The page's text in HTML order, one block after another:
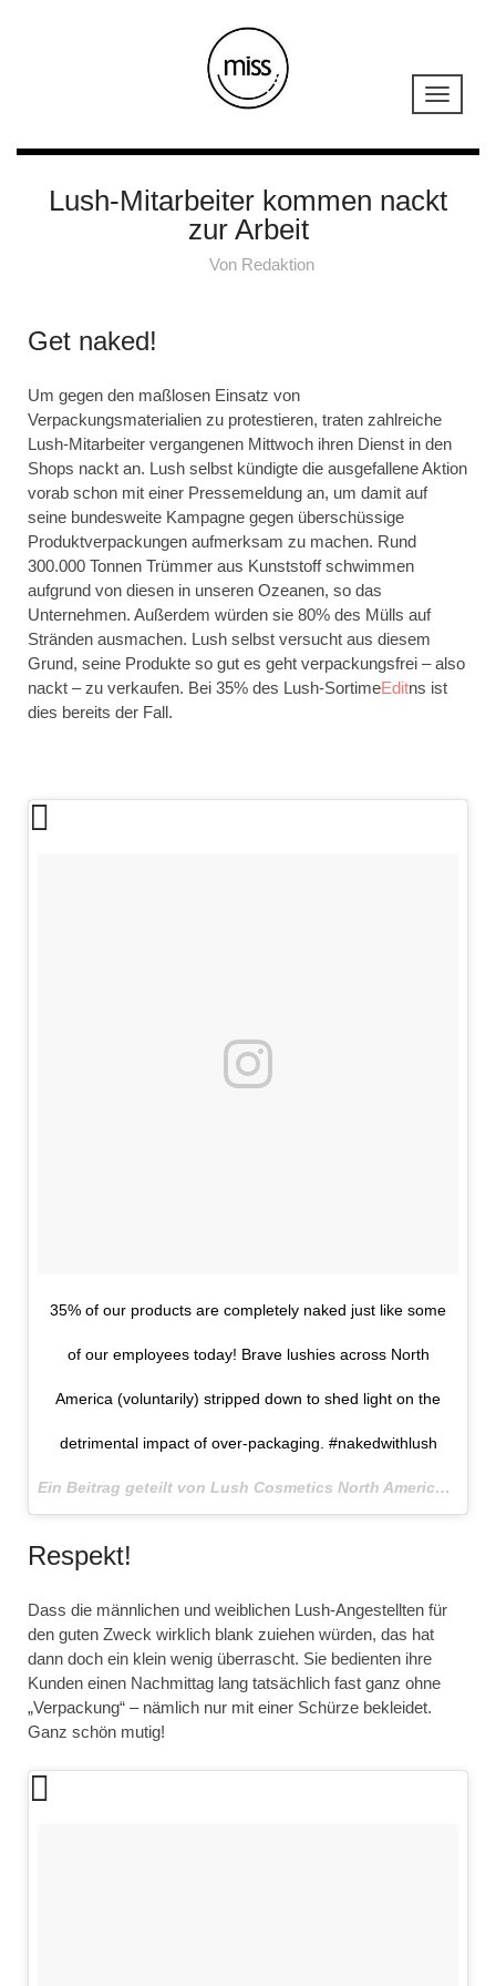
Lush-Mitarbeiter kommen nackt
zur Arbeit
Von Redaktion
Get naked!
Um gegen den maßlosen Einsatz von
Verpackungsmaterialien zu protestieren, traten zahlreiche
Lush-Mitarbeiter vergangenen Mittwoch ihren Dienst in den
Shops nackt an. Lush selbst kündigte die ausgefallene Aktion
vorab schon mit einer Pressemeldung an, um damit auf
seine bundesweite Kampagne gegen überschüssige
Produktverpackungen aufmerksam zu machen. Rund
300.000 Tonnen Trümmer aus Kunststoff schwimmen
aufgrund von diesen in unseren Ozeanen, so das
Unternehmen. Außerdem würden sie 80% des Mülls auf
Stränden ausmachen. Lush selbst versucht aus diesem
Grund, seine Produkte so gut es geht verpackungsfrei – also
nackt – zu verkaufen. Bei 35% des Lush-SortimeEditns ist
dies bereits der Fall.
35% of our products are completely naked just like some
of our employees today! Brave lushies across North
America (voluntarily) stripped down to shed light on the
detrimental impact of over-packaging. #nakedwithlush
Ein Beitrag geteilt von Lush Cosmetics North America (@lushcosmetics) am
Respekt!
Dass die männlichen und weiblichen Lush-Angestellten für
den guten Zweck wirklich blank zuiehen würden, das hat
dann doch ein klein wenig überrascht. Sie bedienten ihre
Kunden einen Nachmittag lang tatsächlich fast ganz ohne
„Verpackung“ – nämlich nur mit einer Schürze bekleidet.
Ganz schön mutig!